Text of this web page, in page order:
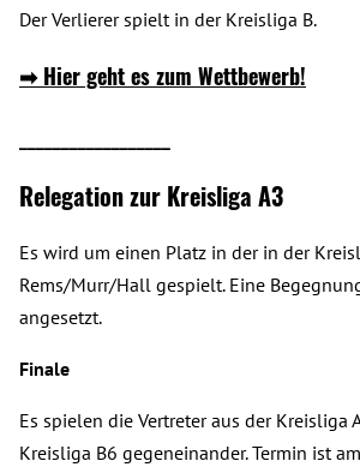
Der Verlierer spielt in der Kreisliga B.
➡Hier geht es zum Wettbewerb!
Relegation zur Kreisliga A3
Es wird um einen Platz in der in der
Rems/Murr/Hall gespielt. Eine
angesetzt.
Finale
Es spielen die Vertreter aus der Kreisliga
Kreisliga B6 gegeneinander. Termin ist